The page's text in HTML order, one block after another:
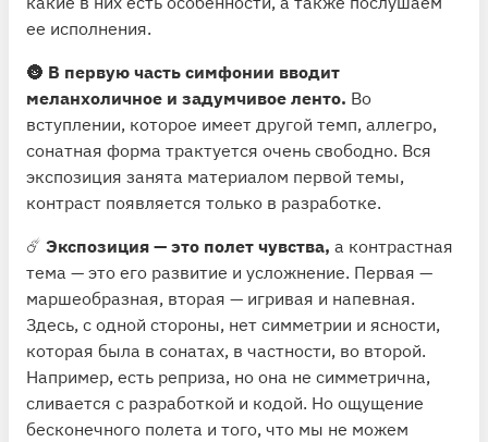
ее исполнения.
🌚 В первую часть симфонии вводит
меланхоличное и задумчивое ленто. Во
вступлении, которое имеет другой темп, аллегро,
сонатная форма трактуется очень свободно. Вся
экспозиция занята материалом первой темы,
контраст появляется только в разработке.
☄️ Экспозиция — это полет чувства, а контрастная
тема — это его развитие и усложнение. Первая —
маршеобразная, вторая — игривая и напевная.
Здесь, с одной стороны, нет симметрии и ясности,
которая была в сонатах, в частности, во второй.
Например, есть реприза, но она не симметрична,
сливается с разработкой и кодой. Но ощущение
бесконечного полета и того, что мы не можем